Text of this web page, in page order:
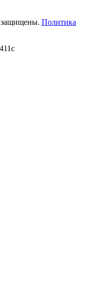
защищены. Политика